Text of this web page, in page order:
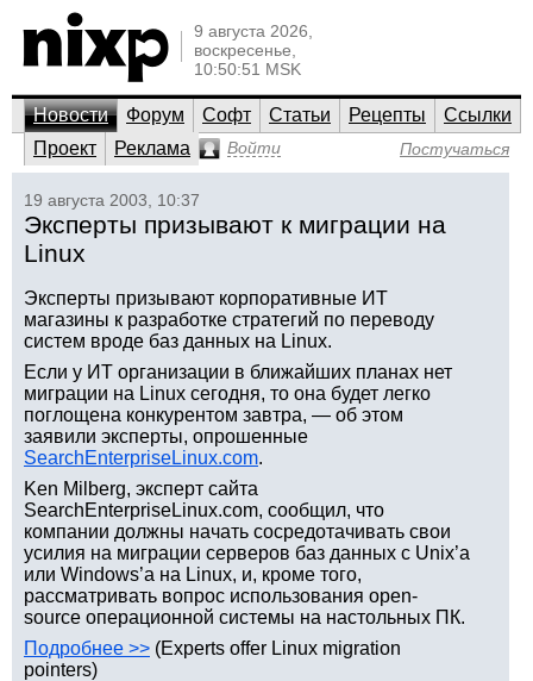
9 августа 2026,
воскресенье,
10:50:51 MSK
Новости Форум Софт Статьи Рецепты
Ссылки
Проект
Реклама Войти Постучаться
19 августа 2003, 10:37
Эксперты призывают к миграции на
Linux
Эксперты призывают корпоративные ИТ
магазины к разработке стратегий по переводу
систем вроде баз данных на Linux.
Если у ИТ организации в ближайших планах нет
миграции на Linux сегодня, то она будет легко
поглощена конкурентом завтра, — об этом
заявили эксперты, опрошенные
SearchEnterpriseLinux.com.
Ken Milberg, эксперт сайта
SearchEnterpriseLinux.com, сообщил, что
компании должны начать сосредотачивать свои
усилия на миграции серверов баз данных с Unix’а
или Windows’а на Linux, и, кроме того,
рассматривать вопрос использования open-
source операционной системы на настольных ПК.
Подробнее >> (Experts offer Linux migration
pointers)